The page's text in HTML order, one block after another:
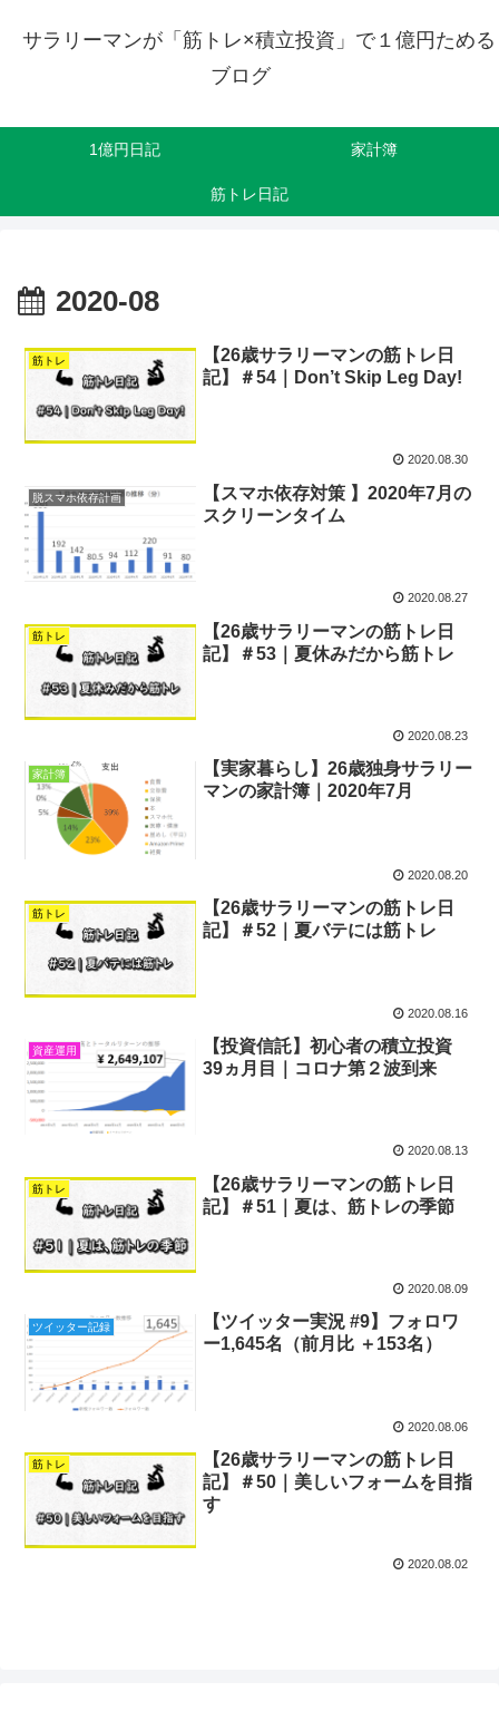
サラリーマンが「筋トレ×積立投資」で１億円ためる
ブログ
1億円日記 家計簿
筋トレ日記
2020-08
筋トレ
【26歳サラリーマンの筋トレ日
記】＃54｜Don’t Skip Leg Day!
2020.08.30
脱スマホ依存計画
【スマホ依存対策 】2020年7月の
スクリーンタイム
2020.08.27
筋トレ
【26歳サラリーマンの筋トレ日
記】＃53｜夏休みだから筋トレ
2020.08.23
家計簿
【実家暮らし】26歳独身サラリー
マンの家計簿｜2020年7月
2020.08.20
筋トレ
【26歳サラリーマンの筋トレ日
記】＃52｜夏バテには筋トレ
2020.08.16
資産運用
【投資信託】初心者の積立投資
39ヵ月目｜コロナ第２波到来
2020.08.13
筋トレ
【26歳サラリーマンの筋トレ日
記】＃51｜夏は、筋トレの季節
2020.08.09
ツイッター記録
【ツイッター実況 #9】フォロワ
ー1,645名（前月比 ＋153名）
2020.08.06
筋トレ
【26歳サラリーマンの筋トレ日
記】＃50｜美しいフォームを目指
す
2020.08.02